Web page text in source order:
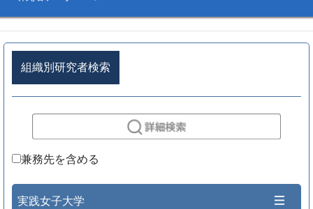
組織別研究者検索
兼務先を含める
実践女子大学